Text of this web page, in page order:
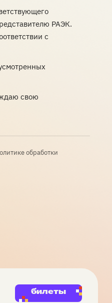
РАЭК.
с
свою
обработки
билеты